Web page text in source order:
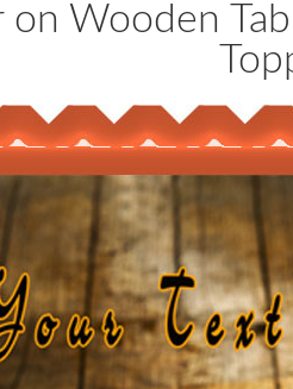
on Wooden